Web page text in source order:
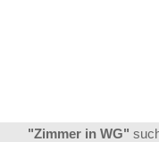
"Zimmer in WG"